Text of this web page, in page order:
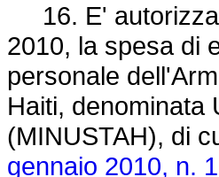
16. E'
2010, la spesa di
personale
Haiti, denominata
(MINUSTAH), di
gennaio 2010, n. 1